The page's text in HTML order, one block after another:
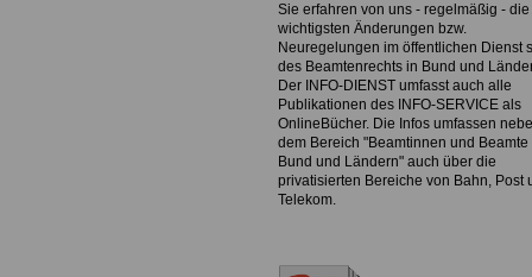
Sie erfahren von uns - regelmäßig - die
wichtigsten Änderungen bzw.
Neuregelungen im öffentlichen Dienst
des Beamtenrechts in Bund und
Der INFO-DIENST umfasst auch alle
Publikationen des INFO-SERVICE als
OnlineBücher. Die Infos umfassen
dem Bereich "Beamtinnen und Beamte
Bund und Ländern" auch über die
privatisierten Bereiche von Bahn, Post
Telekom.